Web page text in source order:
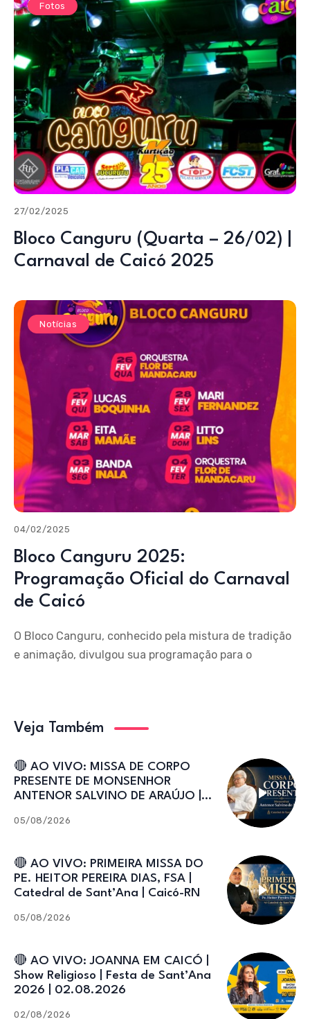
Fotos
27/02/2025
Bloco Canguru (Quarta – 26/02) |
Carnaval de Caicó 2025
Notícias
04/02/2025
Bloco Canguru 2025:
Programação Oficial do Carnaval
de Caicó
O Bloco Canguru, conhecido pela mistura de tradição
e animação, divulgou sua programação para o
Veja Também
🔴 AO VIVO: MISSA DE CORPO
PRESENTE DE MONSENHOR
ANTENOR SALVINO DE ARAÚJO |
05/08/2026
🔴 AO VIVO: PRIMEIRA MISSA DO
PE. HEITOR PEREIRA DIAS, FSA |
Catedral de Sant’Ana | Caicó-RN
05/08/2026
🔴 AO VIVO: JOANNA EM CAICÓ |
Show Religioso | Festa de Sant’Ana
2026 | 02.08.2026
02/08/2026